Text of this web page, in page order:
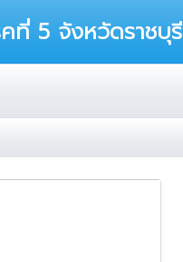
ที่ 5 จังหวัดราชบุรี